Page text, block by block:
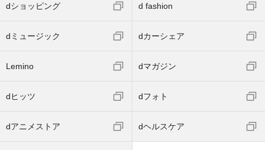
dショッピング d fashion
dミュージック dカーシェア
Lemino dマガジン
dヒッツ dフォト
dアニメストア dヘルスケア